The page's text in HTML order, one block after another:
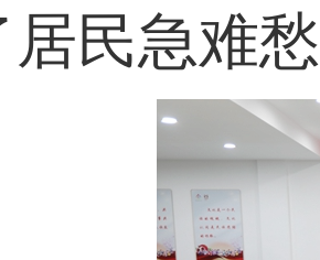
居民急难